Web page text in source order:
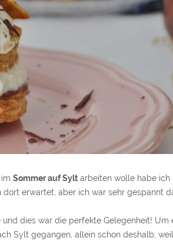
Sommer auf Sylt arbeiten wolle habe ich
erwartet, aber ich war sehr gespannt
dies war die perfekte Gelegenheit! Um
Sylt gegangen, allein schon deshalb,